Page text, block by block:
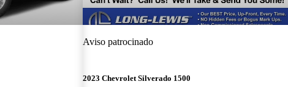
Aviso patrocinado
2023 Chevrolet Silverado 1500